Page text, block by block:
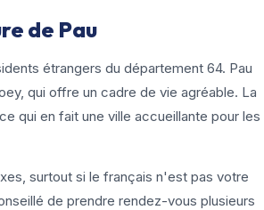
de Pau
étrangers du département 64. Pau
qui offre un cadre de vie agréable. La
qui en fait une ville accueillante pour les
surtout si le français n'est pas votre
de prendre rendez-vous plusieurs